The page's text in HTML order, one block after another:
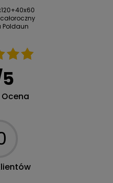
Poldaun
5